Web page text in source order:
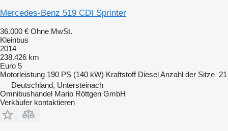
Mercedes-Benz 519 CDI Sprinter
36.000 € Ohne MwSt.
Kleinbus
2014
238.426 km
Euro 5
Motorleistung 190 PS (140 kW) Kraftstoff DieselAnzahl der Sitze 21
Deutschland, Untersteinach
Omnibushandel Mario Röttgen GmbH
Verkäufer kontaktieren